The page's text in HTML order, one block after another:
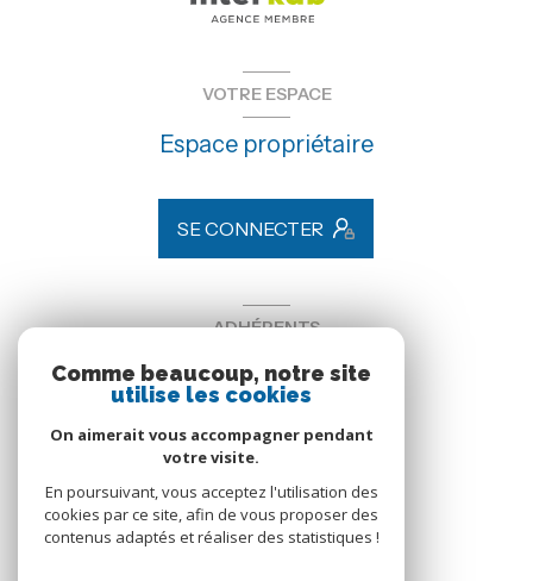
VOTRE ESPACE
Espace propriétaire
SE CONNECTER
ADHÉRENTS
Nous adhérons
Comme beaucoup, notre site
utilise les cookies
On aimerait vous accompagner pendant
votre visite.
En poursuivant, vous acceptez l'utilisation des
cookies par ce site, afin de vous proposer des
contenus adaptés et réaliser des statistiques !